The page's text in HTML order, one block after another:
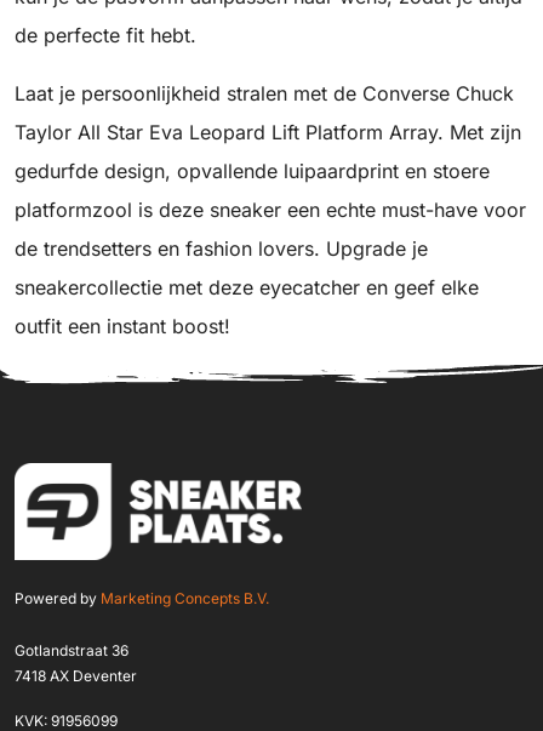
de perfecte fit hebt.
Laat je persoonlijkheid stralen met de Converse Chuck
Taylor All Star Eva Leopard Lift Platform Array. Met zijn
gedurfde design, opvallende luipaardprint en stoere
platformzool is deze sneaker een echte must-have voor
de trendsetters en fashion lovers. Upgrade je
sneakercollectie met deze eyecatcher en geef elke
outfit een instant boost!
Powered by Marketing Concepts B.V.
Gotlandstraat 36
7418 AX Deventer
KVK: 91956099